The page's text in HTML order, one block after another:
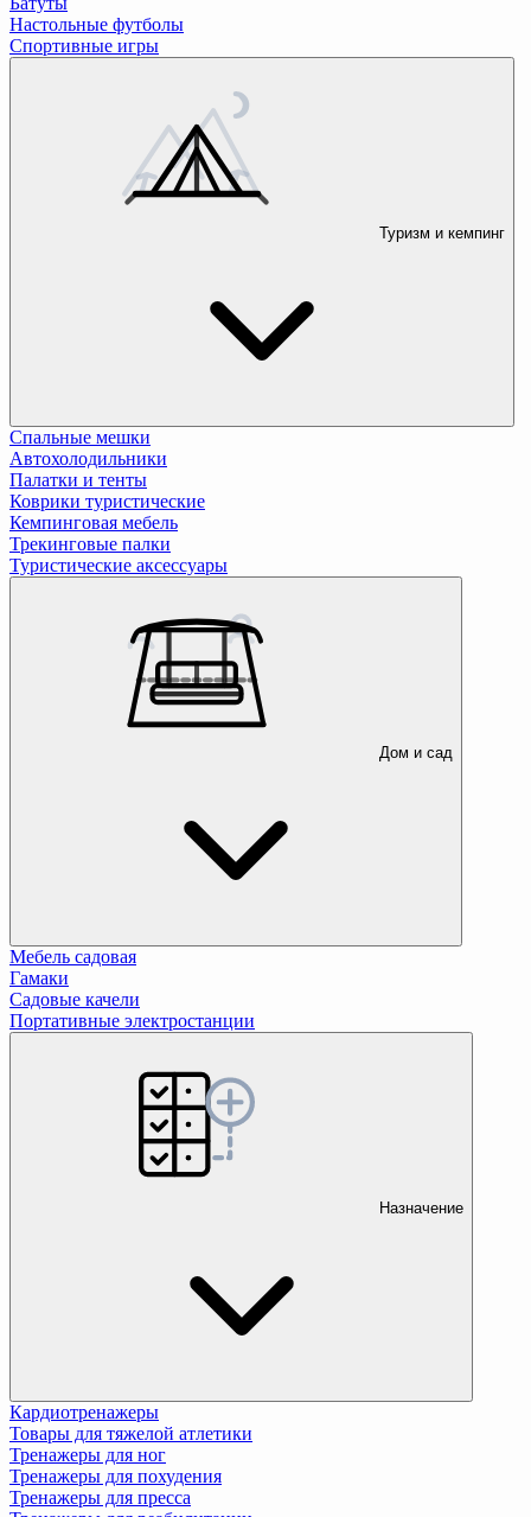
Настольные футболы
Спортивные игры
Туризм и кемпинг
Спальные мешки
Автохолодильники
Палатки и тенты
Коврики туристические
Кемпинговая мебель
Трекинговые палки
Туристические аксессуары
Дом и сад
Мебель садовая
Гамаки
Садовые качели
Портативные электростанции
Назначение
Кардиотренажеры
Товары для тяжелой атлетики
Тренажеры для ног
Тренажеры для похудения
Тренажеры для пресса